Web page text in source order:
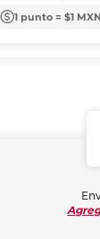
1 punto = $1 MXN